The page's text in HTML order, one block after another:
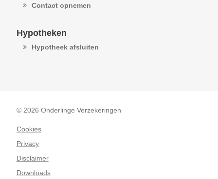
Contact opnemen
Hypotheken
Hypotheek afsluiten
© 2026 Onderlinge Verzekeringen
Cookies
Privacy
Disclaimer
Downloads